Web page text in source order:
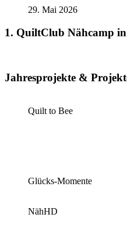
29. Mai 2026
1. QuiltClub Nähcamp
Jahresprojekte &
Quilt to Bee
Glücks-Momente
NähHD